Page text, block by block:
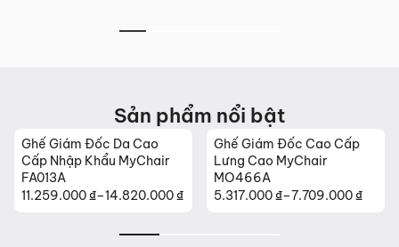
Sản phẩm nổi bật
Ghế Giám Đốc Cao Cấp
Lưng Cao MyChair
MO466A
5.317.000₫–7.709.000₫
Khoảng
Ghế Da Cao Cấp Nhập
Khẩu MyChair NO131B
26.630.000₫